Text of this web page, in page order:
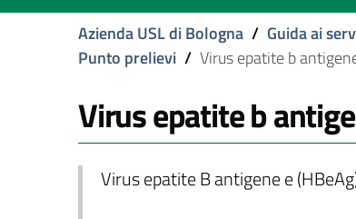
Azienda USL di Bologna / Guida ai
Punto prelievi / Virus epatite b
Virus epatite b
Virus epatite B antigene e